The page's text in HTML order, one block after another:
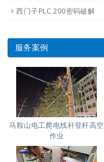
西门子PLC 200密码破解
服务案例
马鞍山电工爬电线杆登杆高空
作业